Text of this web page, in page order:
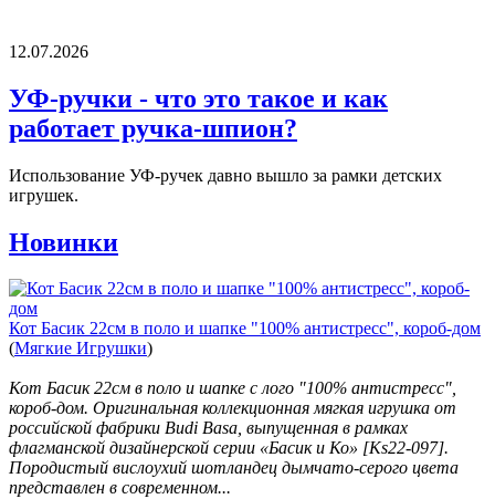
12.07.2026
УФ-ручки - что это такое и как
работает ручка-шпион?
Использование УФ-ручек давно вышло за рамки детских
игрушек.
Новинки
Кот Басик 22см в поло и шапке "100% антистресс", короб-дом
(Мягкие Игрушки)
Кот Басик 22см в поло и шапке с лого "100% антистресс",
короб-дом. Оригинальная коллекционная мягкая игрушка от
российской фабрики Budi Basa, выпущенная в рамках
флагманской дизайнерской серии «Басик и Ко» [Ks22-097].
Породистый вислоухий шотландец дымчато-серого цвета
представлен в современном...